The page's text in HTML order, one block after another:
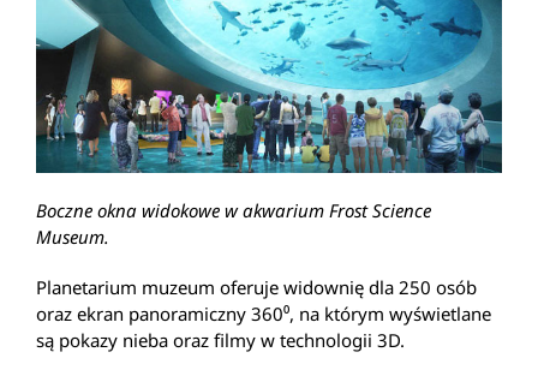
Boczne okna widokowe w akwarium Frost Science
Museum.
Planetarium muzeum oferuje widownię dla 250 osób
oraz ekran panoramiczny 360⁰, na którym wyświetlane
są pokazy nieba oraz filmy w technologii 3D.